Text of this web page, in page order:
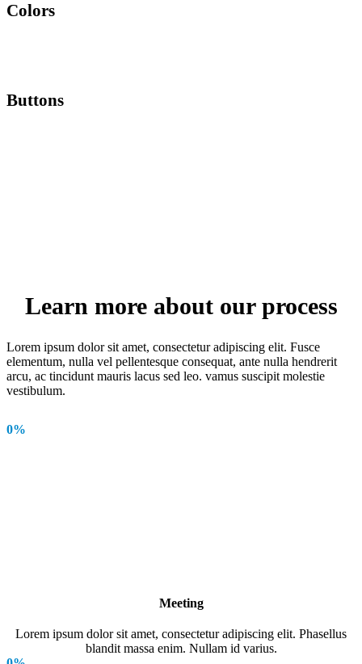
Colors
Buttons
Learn more about our process
Lorem ipsum dolor sit amet, consectetur adipiscing elit. Fusce
elementum, nulla vel pellentesque consequat, ante nulla hendrerit
arcu, ac tincidunt mauris lacus sed leo. vamus suscipit molestie
vestibulum.
0%
Meeting
Lorem ipsum dolor sit amet, consectetur adipiscing elit. Phasellus
blandit massa enim. Nullam id varius.